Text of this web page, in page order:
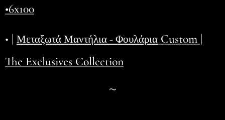
•6x100
• | Μεταξωτά Μαντήλια - Φουλάρια Custom |
The Exclusives Collection
~